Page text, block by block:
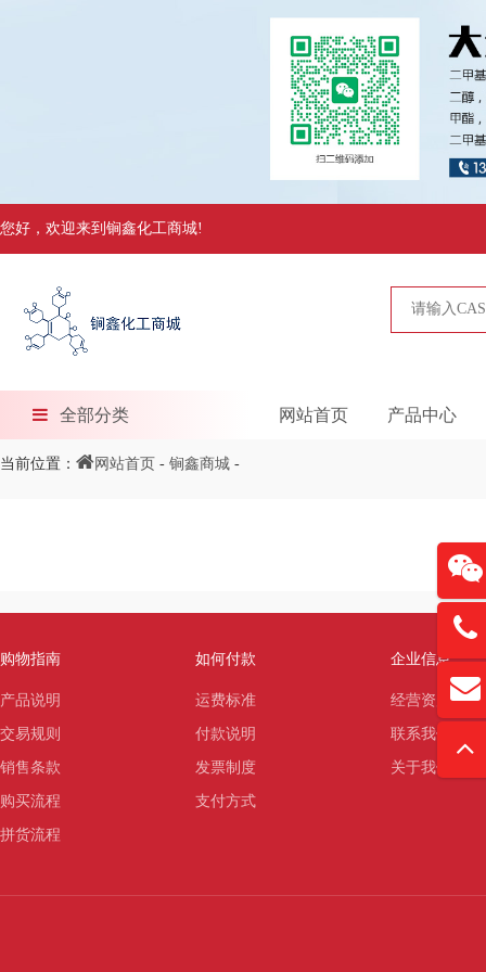
您好，欢迎来到锏鑫化工商城!
全部分类 网站首页 产品中心
当前位置： 网站首页 - 锏鑫商城 -
购物指南
产品说明
交易规则
销售条款
购买流程
拼货流程
如何付款
运费标准
付款说明
发票制度
支付方式
企业信息
经营资质
联系我们
关于我们